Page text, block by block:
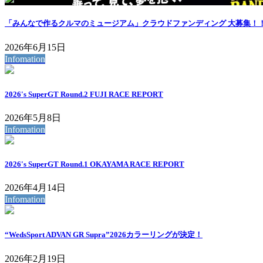
「みんなで作るクルマのミュージアム」クラウドファンディング 大募集！
2026年6月15日
Infomation
2026's SuperGT Round.2 FUJI RACE REPORT
2026年5月8日
Infomation
2026's SuperGT Round.1 OKAYAMA RACE REPORT
2026年4月14日
Infomation
“WedsSport ADVAN GR Supra”2026カラーリングが決定！
2026年2月19日